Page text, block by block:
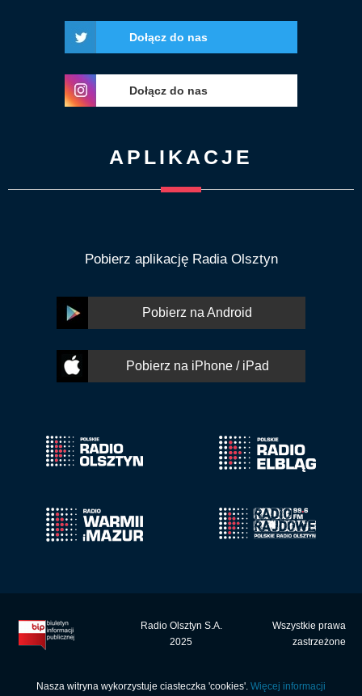
Dołącz do nas
Dołącz do nas
APLIKACJE
Pobierz aplikację Radia Olsztyn
Pobierz na Android
Pobierz na iPhone / iPad
Radio Olsztyn S.A.
2025
Wszystkie prawa
zastrzeżone
Nasza witryna wykorzystuje ciasteczka 'cookies'. Więcej informacji